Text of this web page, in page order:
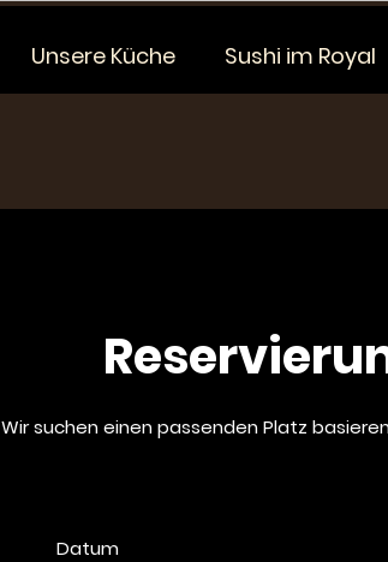
Unsere Küche Sushi im Royal
Wir suchen einen passenden Platz
Datum